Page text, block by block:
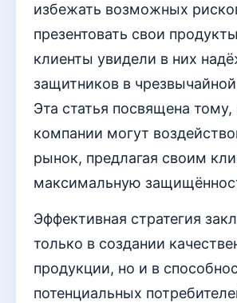
избежать возможных
презентовать свои
клиенты увидели в них
защитников в
Эта статья посвящена тому,
компании могут
рынок, предлагая своим
максимальную
Эффективная стратегия
только в создании
продукции, но и в
потенциальных